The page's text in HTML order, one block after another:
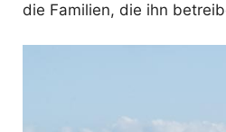
die Familien, die ihn